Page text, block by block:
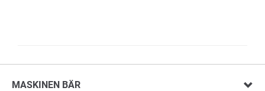
MASKINEN BÄR